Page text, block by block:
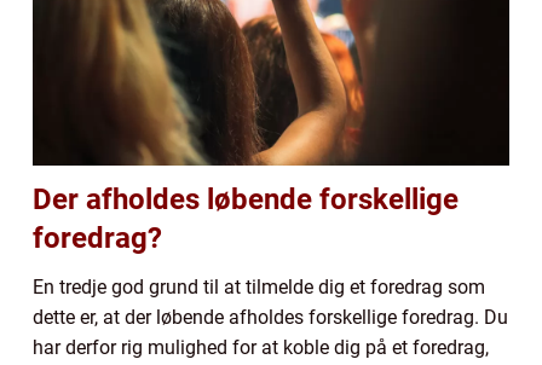
Der afholdes løbende forskellige
foredrag?
En tredje god grund til at tilmelde dig et foredrag som
dette er, at der løbende afholdes forskellige foredrag. Du
har derfor rig mulighed for at koble dig på et foredrag,